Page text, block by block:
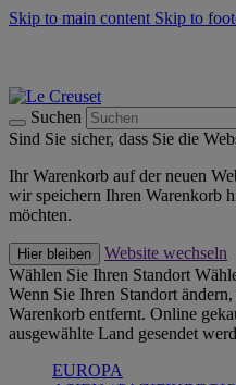
Skip to main content Skip to
Suchen
Sind Sie sicher, dass Sie die
Ihr Warenkorb auf der neuen
wir speichern Ihren Warenkorb
möchten.
Hier bleiben
Website wechseln
Wählen Sie Ihren Standort
Wenn Sie Ihren Standort
Warenkorb entfernt. Online
ausgewählte Land gesendet
EUROPA